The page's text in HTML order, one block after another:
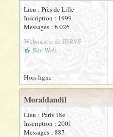
Lieu : Près de Lille
Inscription : 1999
Messages : 6 026
Webmestre de JRRVF
Site Web
Hors ligne
Moraldandil
Lieu : Paris 18e
Inscription : 2001
Messages : 887